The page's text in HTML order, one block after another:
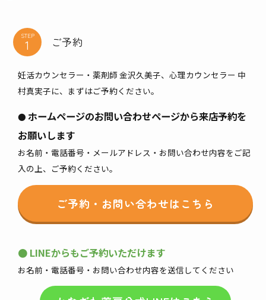
STEP ご予約
妊活カウンセラー・薬剤師 金沢久美子、心理カウンセラー 中
村真実子に、まずはご予約ください。
●ホームページのお問い合わせページから来店予約を
お願いします
お名前・電話番号・メールアドレス・お問い合わせ内容をご記
入の上、ご予約ください。
ご予約・お問い合わせはこちら
● LINEからもご予約いただけます
お名前・電話番号・お問い合わせ内容を送信してください